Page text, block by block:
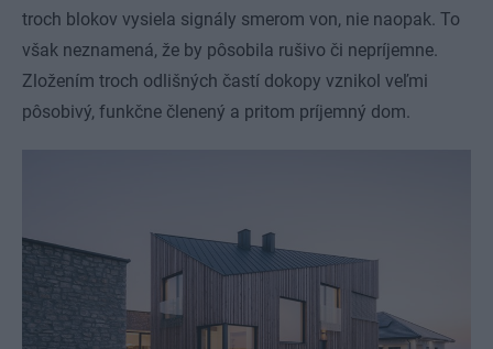
troch blokov vysiela signály smerom von, nie naopak. To
však neznamená, že by pôsobila rušivo či nepríjemne.
Zložením troch odlišných častí dokopy vznikol veľmi
pôsobivý, funkčne členený a pritom príjemný dom.